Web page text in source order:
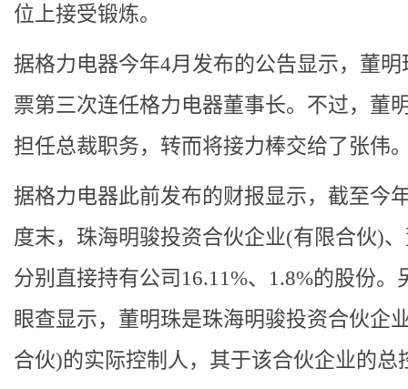
位上接受锻炼。
据格力电器今年4月发布的公告显示，董明
票第三次连任格力电器董事长。不过，董
担任总裁职务，转而将接力棒交给了张伟
据格力电器此前发布的财报显示，截至今
度末，珠海明骏投资合伙企业(有限合伙)
分别直接持有公司16.11%、1.8%的股份。
眼查显示，董明珠是珠海明骏投资合伙企
合伙)的实际控制人，其于该合伙企业的总